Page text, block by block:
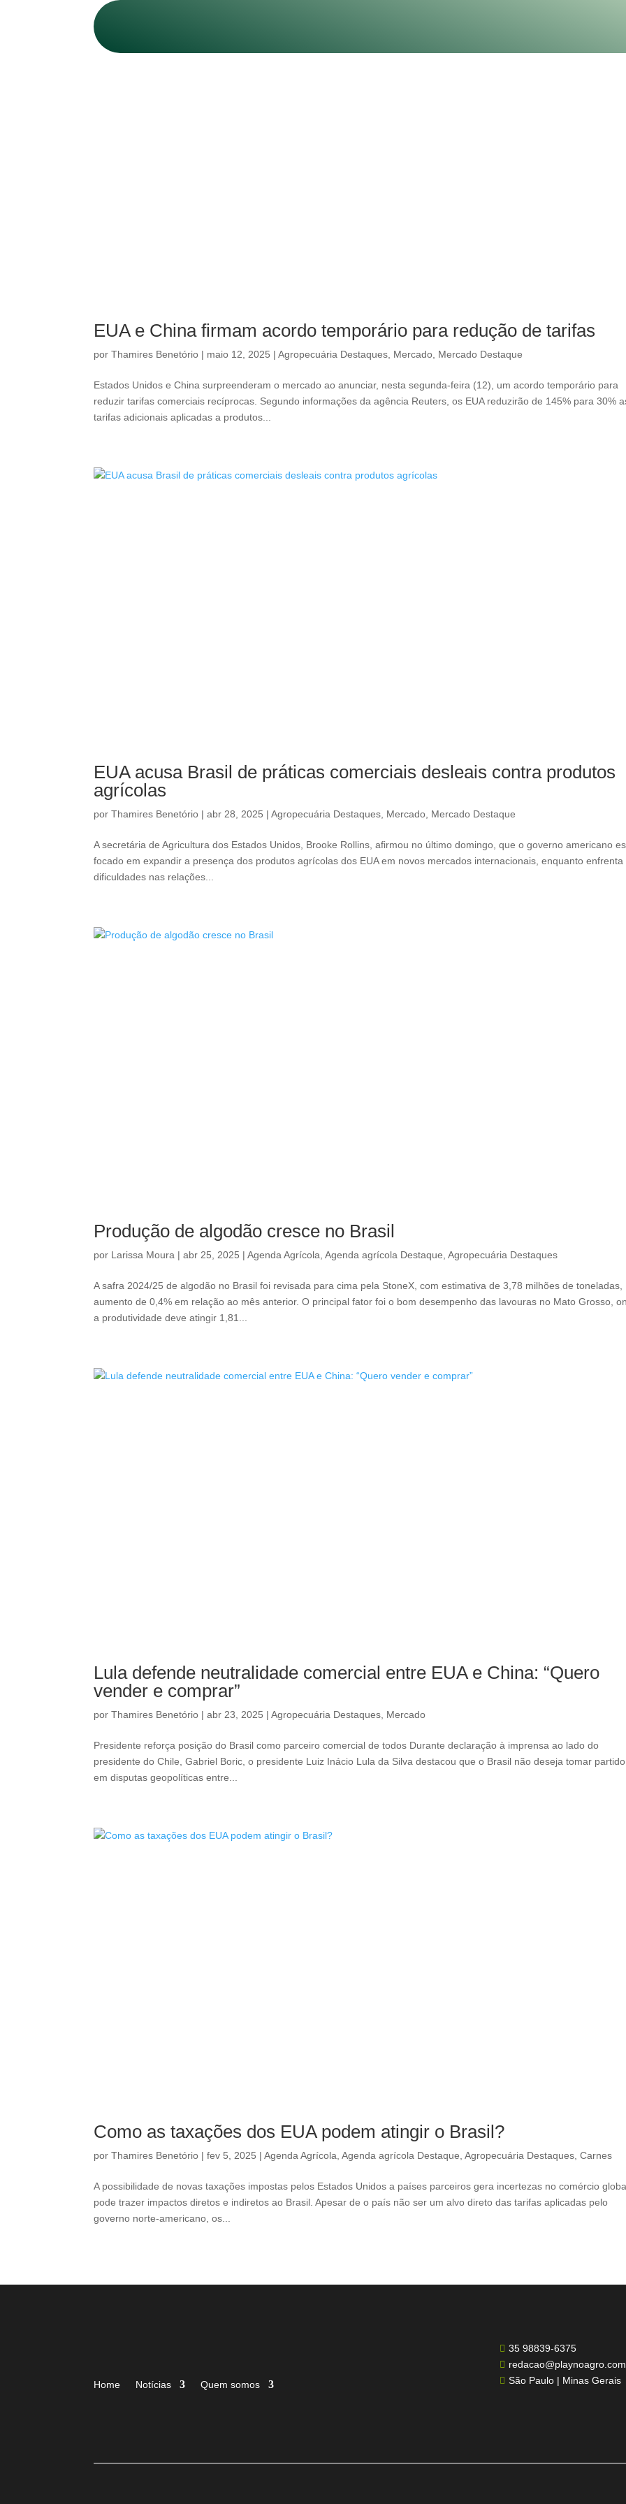
EUA e China firmam acordo temporário para redução de tarifas
porThamires Benetório | maio 12, 2025 |Agropecuária Destaques, Mercado, Mercado Destaque
Estados Unidos e China surpreenderam o mercado ao anunciar, nesta segunda-feira (12), um acordo temporário para
reduzir tarifas comerciais recíprocas. Segundo informações da agência Reuters, os EUA reduzirão de 145% para 30%
tarifas adicionais aplicadas a produtos...
EUA acusa Brasil de práticas comerciais desleais contra produtos
agrícolas
porThamires Benetório |abr 28, 2025 |Agropecuária Destaques Mercado Mercado Destaque
A secretária de Agricultura dos Estados Unidos, Brooke Rollins, afirmou no último domingo, que o governo americano
focado em expandir a presença dos produtos agrícolas dos EUA em novos mercados internacionais, enquanto enfrenta
dificuldades nas relações...
Produção de algodão cresce no Brasil
por Larissa Moura |abr 25, 2025 |Agenda Agrícola,Agenda agrícola Destaque,Agropecuária Destaques
A safra 2024/25 de algodão no Brasil foi revisada para cima pela StoneX, com estimativa de 3,78 milhões de toneladas,
aumento de 0,4% em relação ao mês anterior. O principal fator foi o bom desempenho das lavouras no Mato Grosso,
a produtividade deve atingir 1,81...
Lula defende neutralidade comercial entre EUA e China: “Quero
vender e comprar”
porThamires Benetório |abr 23, 2025 |Agropecuária Destaques Mercado
Presidente reforça posição do Brasil como parceiro comercial de todos Durante declaração à imprensa ao lado do
presidente do Chile, Gabriel Boric, o presidente Luiz Inácio Lula da Silva destacou que o Brasil não deseja tomar partido
em disputas geopolíticas entre...
Como as taxações dos EUA podem atingir o Brasil?
porThamires Benetório |fev 5, 2025 |Agenda Agrícola ,Agenda agrícola Destaque ,Agropecuária Destaques ,Carnes
A possibilidade de novas taxações impostas pelos Estados Unidos a países parceiros gera incertezas no comércio
pode trazer impactos diretos e indiretos ao Brasil. Apesar de o país não ser um alvo direto das tarifas aplicadas pelo
governo norte-americano, os...
Home Notícias Quem somos
 35 98839-6375

 São Paulo | Minas Gerais